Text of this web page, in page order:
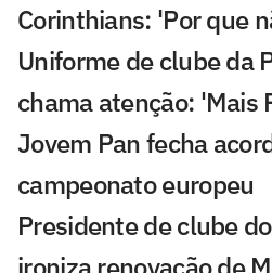
Corinthians: 'Por que
Uniforme de clube da
chama atenção: 'Mais
Jovem Pan fecha
campeonato europeu
Presidente de clube
ironiza renovação de